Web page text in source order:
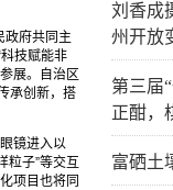
政府共同主
技赋能非
展。自治区
承创新，搭
镜进入以
粒子”等交互
项目也将同
刘香成
州开放
第三届
正酣，
富硒土